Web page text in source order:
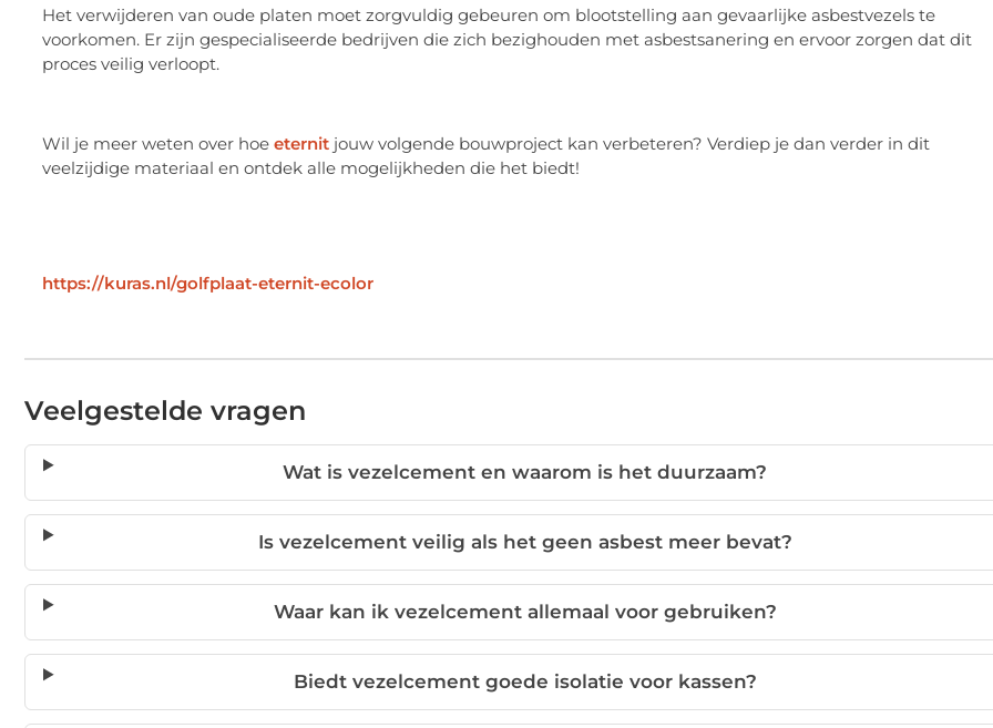
Het verwijderen van oude platen moet zorgvuldig gebeuren om blootstelling aan gevaarlijke asbestvezels te
voorkomen. Er zijn gespecialiseerde bedrijven die zich bezighouden met asbestsanering en ervoor zorgen dat dit
proces veilig verloopt.
Wil je meer weten over hoe eternit jouw volgende bouwproject kan verbeteren? Verdiep je dan verder in dit
veelzijdige materiaal en ontdek alle mogelijkheden die het biedt!
https://kuras.nl/golfplaat-eternit-ecolor
Veelgestelde vragen
Wat is vezelcement en waarom is het duurzaam?
Is vezelcement veilig als het geen asbest meer bevat?
Waar kan ik vezelcement allemaal voor gebruiken?
Biedt vezelcement goede isolatie voor kassen?